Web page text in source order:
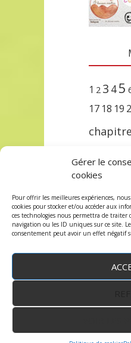
Gérer le
cookies
Pour offrir les meilleures expériences,
cookies pour stocker et/ou accéder aux
ces technologies nous permettra de traiter
navigation ou les ID uniques sur ce site.
consentement peut avoir un effet négatif
1 2 3 45
17 18 19
chapitre
protège
terre trois
Copyright © 2023